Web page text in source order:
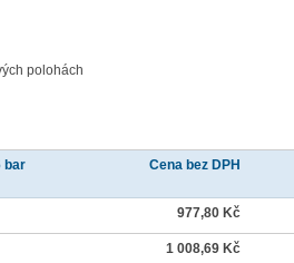
polohách
bar
Cena bez DPH
977,80 Kč
1 008,69 Kč